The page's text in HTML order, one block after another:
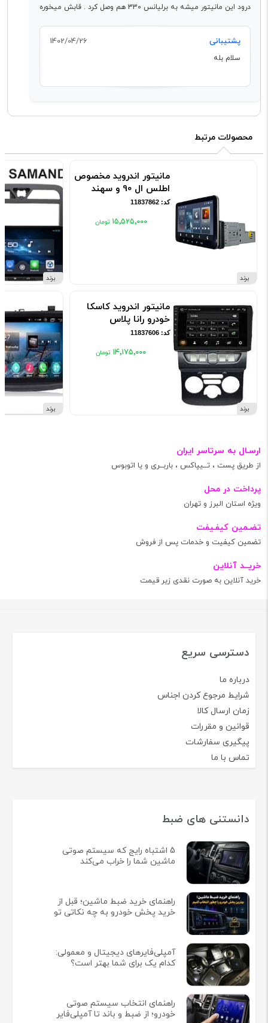
درود این مانیتور میشه به برلیانس 330 هم وصل کرد . قابش میخوره
پشتیبانی 1402/04/26
سلام بله
محصولات مرتبط
برند
مانیتور اندروید مخصوص
اطلس ال 90 و سهند
کد: 11837862
۱۵٬۵۲۵٬۰۰۰
برند
مانیتور اندروید کاسکا
خودرو رانا پلاس
کد: 11837606
۱۴٬۱۷۵٬۰۰۰
برند
برند
ارسـال به سرتاسر ایران
از طریق پست ، تــیپاکس ، باربــری و یا اتوبوس
پرداخت در محل
ویژه استان البرز و تهران
تضـمین کیفـیفت
تضمین کیفیت و خدمات پس از فروش
خریــد آنلاین
خرید آنلاین به صورت نقدی زیر قیمت
دسترسی سریع
درباره ما
شرایط مرجوع کردن اجناس
زمان ارسال کالا
قوانین و مقررات
پیگیری سفارشات
تماس با ما
دانستنی های ضبط
5 اشتباه رایج که سیستم صوتی
ماشین شما را خراب می‌کند
راهنمای خرید ضبط ماشین؛ قبل از
خرید پخش خودرو به چه نکاتی تو
آمپلی‌فایرهای دیجیتال و معمولی:
کدام یک برای شما بهتر است؟
راهنمای انتخاب سیستم صوتی
خودرو؛ از ضبط و باند تا آمپلی‌فایر